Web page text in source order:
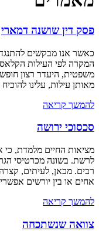
פסק דין שושנה דמארי
כאשר אנו מבקשים להתנגד
המקרה לפי העילות
משפטית, היעדר רצון
מאותן עילות, עלינו
להמשך קריאה
סכסוכי ירושה
מציאות החיים מלמדת,
לרשת. בשונה מכרטיסי
רבים. מכאן, לעיתים, קצרה
אחים או בין יורשים
להמשך קריאה
צוואה שנשתכחה